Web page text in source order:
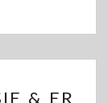
& ER